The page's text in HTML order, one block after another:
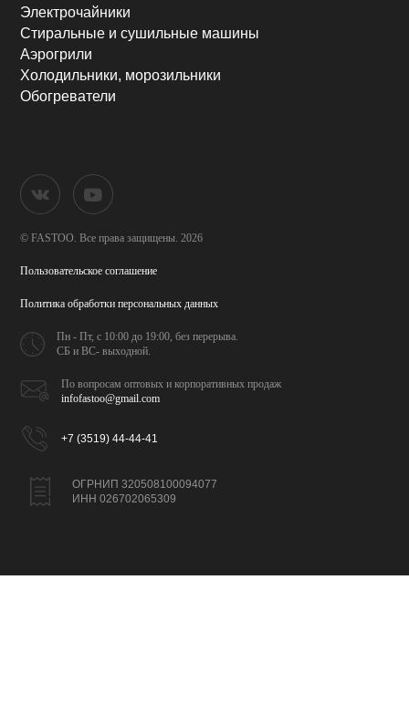
Электрочайники
Стиральные и сушильные машины
Аэрогрили
Холодильники, морозильники
Обогреватели
© FASTOO. Все права защищены. 2026
Пользовательское соглашение
Политика обработкиперсональных данных
Пн - Пт, с 10:00 до 19:00,без перерыва.
СБ и ВС- выходной.
По вопросам оптовых икорпоративных продаж
infofastoo@gmail.com
+7 (3519) 44-44-41
ОГРНИП 320508100094077
ИНН 026702065309